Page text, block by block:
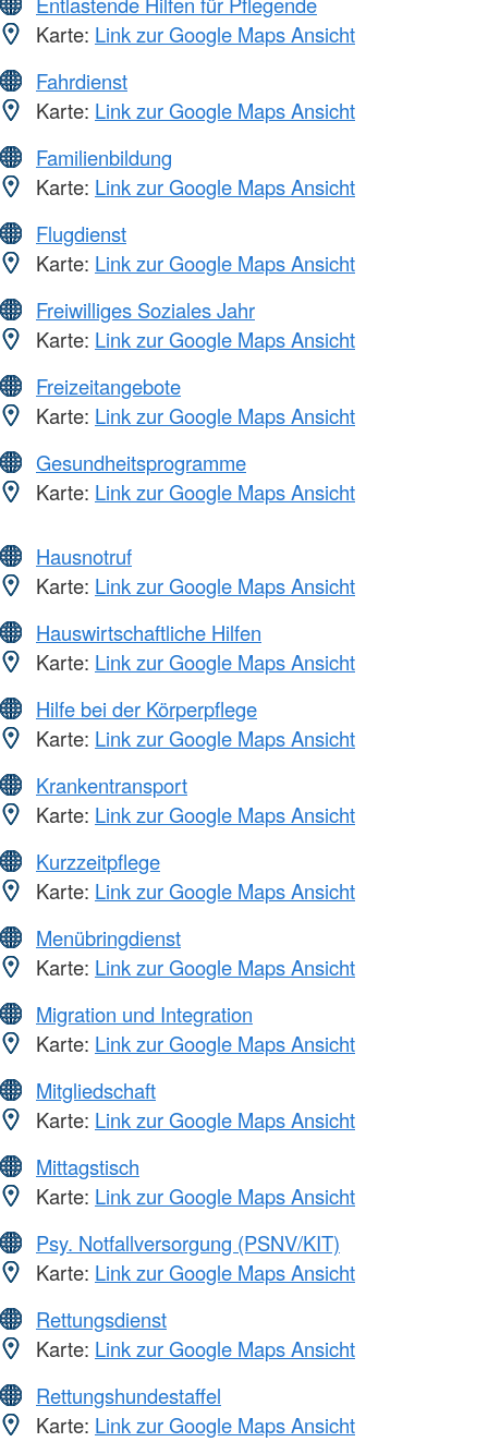
Karte: Link zur Google Maps Ansicht
Fahrdienst
Karte: Link zur Google Maps Ansicht
Familienbildung
Karte: Link zur Google Maps Ansicht
Flugdienst
Karte: Link zur Google Maps Ansicht
Freiwilliges Soziales Jahr
Karte: Link zur Google Maps Ansicht
Freizeitangebote
Karte: Link zur Google Maps Ansicht
Gesundheitsprogramme
Karte: Link zur Google Maps Ansicht
Hausnotruf
Karte: Link zur Google Maps Ansicht
Hauswirtschaftliche Hilfen
Karte: Link zur Google Maps Ansicht
Hilfe bei der Körperpflege
Karte: Link zur Google Maps Ansicht
Krankentransport
Karte: Link zur Google Maps Ansicht
Kurzzeitpflege
Karte: Link zur Google Maps Ansicht
Menübringdienst
Karte: Link zur Google Maps Ansicht
Migration und Integration
Karte: Link zur Google Maps Ansicht
Mitgliedschaft
Karte: Link zur Google Maps Ansicht
Mittagstisch
Karte: Link zur Google Maps Ansicht
Psy. Notfallversorgung (PSNV/KIT)
Karte: Link zur Google Maps Ansicht
Rettungsdienst
Karte: Link zur Google Maps Ansicht
Rettungshundestaffel
Karte: Link zur Google Maps Ansicht